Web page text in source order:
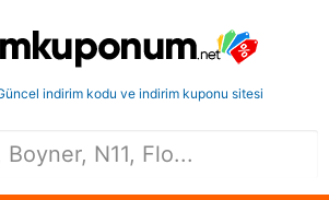
indirim kodu ve indirim kuponu sitesi